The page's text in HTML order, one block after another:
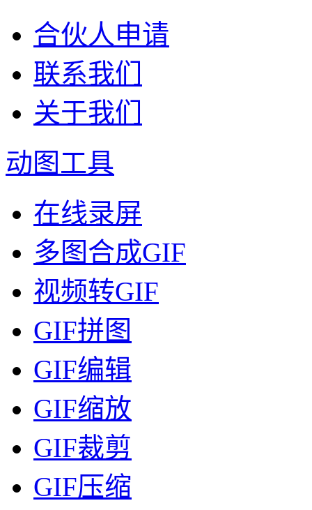
合伙人申请
联系我们
关于我们
动图工具
在线录屏
多图合成GIF
视频转GIF
GIF拼图
GIF编辑
GIF缩放
GIF裁剪
GIF压缩